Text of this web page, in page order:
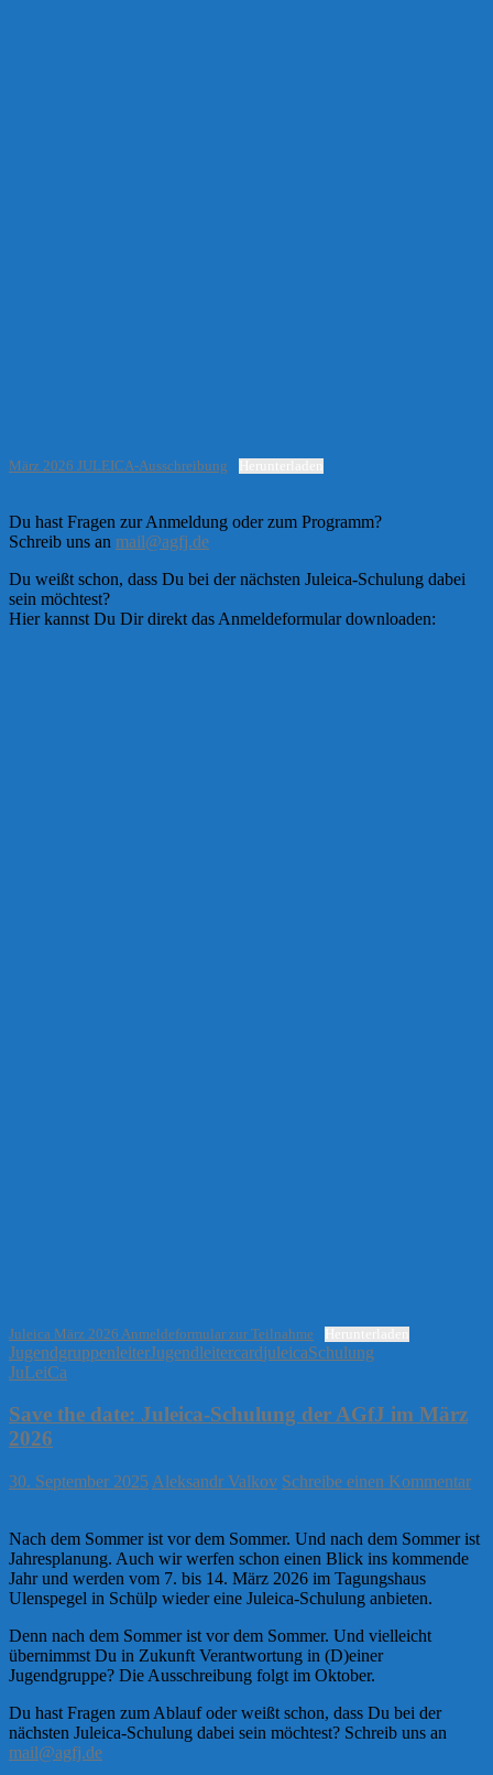
März 2026 JULEICA-Ausschreibung
Du hast Fragen zur Anmeldung oder zum Programm?
Schreib uns an mail@agfj.de
Du weißt schon, dass Du bei der nächsten Juleica-Schulung dabei
sein möchtest?
Hier kannst Du Dir direkt das Anmeldeformular downloaden:
Juleica März 2026 Anmeldeformular zur Teilnahme
JugendgruppenleiterJugendleitercardjuleicaSchulung
JuLeiCa
Save the date: Juleica-Schulung der AGfJ im März
2026
30. September 2025 Aleksandr Valkov Schreibe einen Kommentar
Nach dem Sommer ist vor dem Sommer. Und nach dem Sommer ist
Jahresplanung. Auch wir werfen schon einen Blick ins kommende
Jahr und werden vom 7. bis 14. März 2026 im Tagungshaus
Ulenspegel in Schülp wieder eine Juleica-Schulung anbieten.
Denn nach dem Sommer ist vor dem Sommer. Und vielleicht
übernimmst Du in Zukunft Verantwortung in (D)einer
Jugendgruppe? Die Ausschreibung folgt im Oktober.
Du hast Fragen zum Ablauf oder weißt schon, dass Du bei der
nächsten Juleica-Schulung dabei sein möchtest? Schreib uns an
mail@agfj.de